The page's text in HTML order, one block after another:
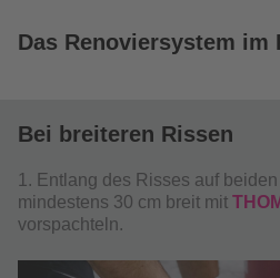
Das Renoviersystem im
Bei breiteren Rissen
1. Entlang des Risses auf
mindestens 30 cm breit mit
vorspachteln.